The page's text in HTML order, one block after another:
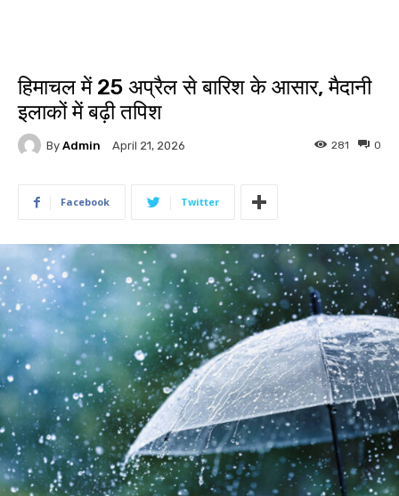
हिमाचल में 25 अप्रैल से बारिश के आसार, मैदानी
इलाकों में बढ़ी तपिश
By Admin April 21, 2026 0
281
Facebook Twitter